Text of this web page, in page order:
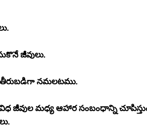
జీవులు.
నమలటము.
జీవుల మధ్య ఆహార సంబంధాన్ని